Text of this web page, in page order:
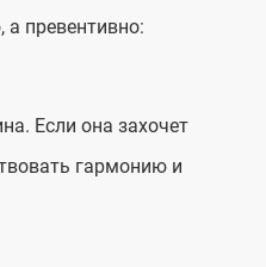
превентивно:
Если она захочет
гармонию и